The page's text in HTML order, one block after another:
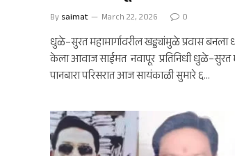
By saimat March 22, 2026 0
धुळे–सुरत महामार्गावरील खड्ड्यांमुळे प्रवास बनला
केला आवाज साईमत नवापूर प्रतिनिधी धुळे–सुरत
पानबारा परिसरात आज सायंकाळी सुमारे ६…